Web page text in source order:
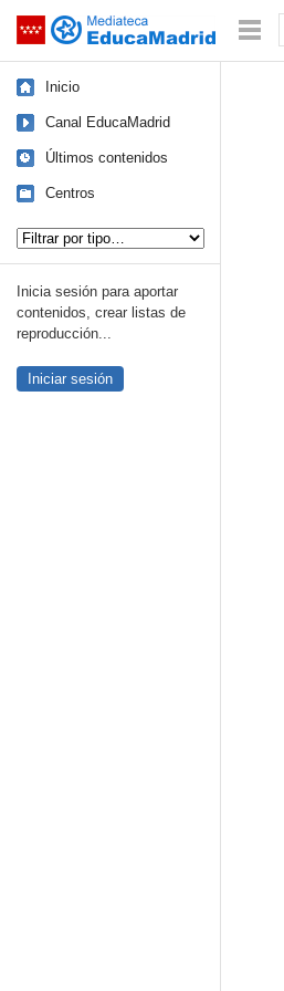
Saltar navegación
Inicio
Canal EducaMadrid
Últimos contenidos
Centros
Inicia sesión para aportar
contenidos, crear listas de
reproducción...
Iniciar sesión